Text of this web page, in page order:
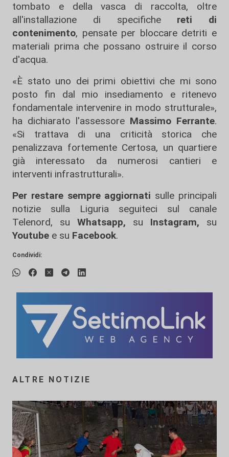
tombato e della vasca di raccolta, oltre
all'installazione di specifiche reti di
contenimento, pensate per bloccare detriti e
materiali prima che possano ostruire il corso
d'acqua.
«È stato uno dei primi obiettivi che mi sono
posto fin dal mio insediamento e ritenevo
fondamentale intervenire in modo strutturale»,
ha dichiarato l'assessore Massimo Ferrante.
«Si trattava di una criticità storica che
penalizzava fortemente Certosa, un quartiere
già interessato da numerosi cantieri e
interventi infrastrutturali».
Per restare sempre aggiornati sulle principali
notizie sulla Liguria seguiteci sul canale
Telenord, su
Whatsapp, su Instagram, su
Youtube e su Facebook.
Condividi:
ALTRE NOTIZIE